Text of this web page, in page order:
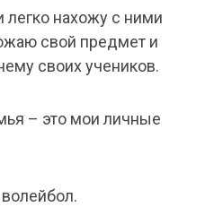
нахожу с ними
свой предмет и
своих учеников.
– это мои личные